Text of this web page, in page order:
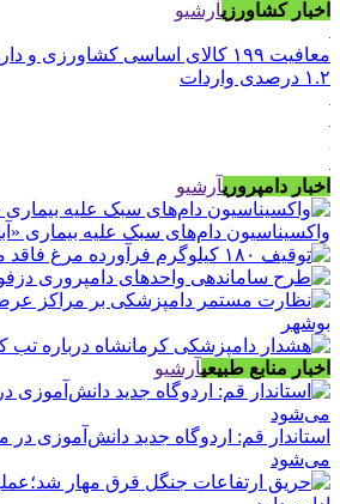
اخبار کشاورزیآرشیو
معافیت ۱۹۹ کالای اساسی
۱.۲ درصدی واردات
اخبار دامپروریآرشیو
واکسیناسیون دام‌های سبک علیه بیماری
اخبار منابع طبیعیآرشیو
استاندار قم: اردوگاه جدید دانش‌آموزی
می‌شود